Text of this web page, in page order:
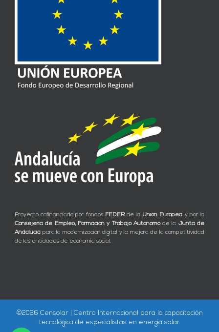
Proyecto cofinanciado por fondos FEDERde la Unión Europea y por la
Consejería de Empleo, Formación y Trabajo Autónomode la Junta de
Andalucía para la modernización digital y la mejora de la competitividad
de las entidades de economía social.
©2026 Censolar | Centro Internacional para la capacitación
tecnológica de especialistas en energía solar